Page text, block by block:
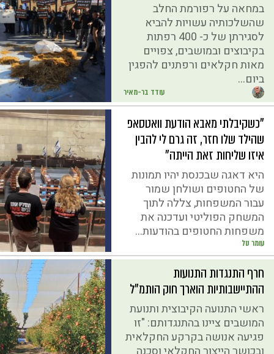
עודד בר-מאיר
במחאה על רפורמת החלב
שהשלכותיה עשויות להביא
לסגירתן של כ- 400 רפתות
בקיבוצים ובמושבים, צפויים
מאות חקלאים ורפתנים להפגין
ביום...
עומר טל
"כשקיבלתי מאבא הודעת וואטסאפ
שהילד שלו חזר, זה גרם לי להבין
איזו שליחות זאת הייתה"
היא דאגה שבכנסת יהיו תמונות
של החטופים ושולחן שמור
עבור המשפחות, צללה לתוך
המשחק הפוליטי ועדכנה את
משפחות החטופים בהודעות...
חרף התנגדות התנועות
ההתיישבותיות הוארך חוק הותמ"ל
ראשי התנועה הקיבוצית ותנועת
המושבים ציינו בהתנגדותם: "זו
פגיעה אנושה בקרקע החקלאית